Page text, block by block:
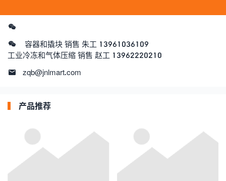
容器和撬块 销售 朱工 13961036109
工业冷冻和气体压缩 销售 赵工 13962220210
zqb@jnlmart.com
产品推荐